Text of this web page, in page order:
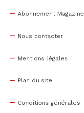
Abonnement Magazine
Nous contacter
Mentions légales
Plan du site
Conditions générales